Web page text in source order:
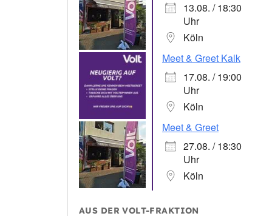
13.08. / 18:30
Uhr
Köln
Meet & Greet Kalk
17.08. / 19:00
Uhr
Köln
Meet & Greet
27.08. / 18:30
Uhr
Köln
AUS DER VOLT-FRAKTION